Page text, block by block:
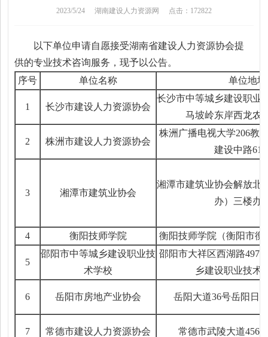
2023/5/24 湖南建设人力资源网 点击：172822
以下单位申请自愿接受湖南省建设人力资源协会提
供的专业技术咨询服务，现予以公告。
序号
单位名称 单位地址
1 长沙市建设人力资源协会
长沙市中等城乡建设职业
马坡岭东岸西龙农
2 株洲市建设人力资源协会
株洲广播电视大学206教
建设中路61
3 湘潭市建筑业协会
湘潭市建筑业协会解放北
办）三楼办
4 衡阳技师学院 衡阳技师学院（衡阳市衡
5
邵阳市中等城乡建设职业技
术学校
邵阳市大祥区西湖路497
乡建设职业技术
6 岳阳市房地产业协会 岳阳大道36号岳阳日
7 常德市建设人力资源协会 常德市武陵大道456